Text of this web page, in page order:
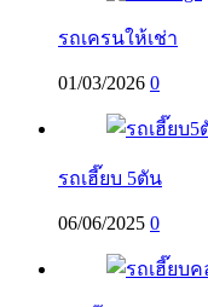
รถเครนให้เช่า
01/03/2026 0
รถเฮี๊ยบ 5ตัน
06/06/2025 0